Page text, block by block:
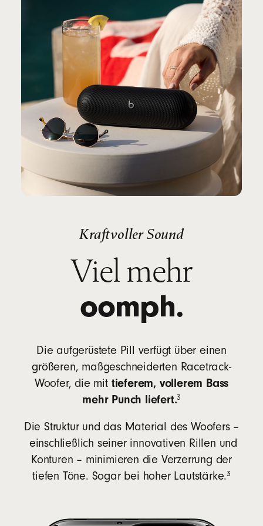
Kraftvoller Sound
Viel mehr
oomph.
Die aufgerüstete Pill verfügt über einen
größeren, maßgeschneiderten Racetrack-
Woofer, die mit tieferem, vollerem Bass
mehr Punch liefert.⁠footnote
⁠⁠3
Die Struktur und das Material des Woofers –
einschließlich seiner innovativen Rillen und
Konturen – minimieren die Verzerrung der
tiefen Töne. Sogar bei hoher Lautstärke.footnote⁠⁠
⁠3